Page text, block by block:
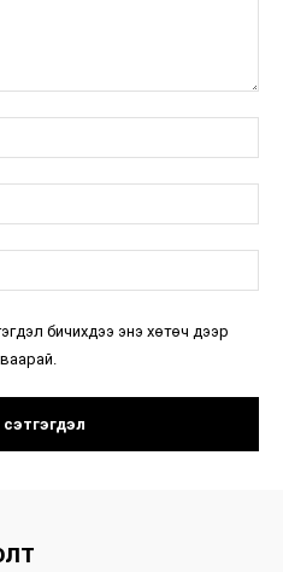
бичихдээ энэ хөтөч дээр